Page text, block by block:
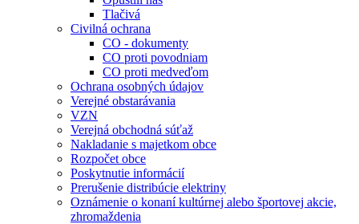
Tlačivá
Civilná ochrana
CO - dokumenty
CO proti povodniam
CO proti medveďom
Ochrana osobných údajov
Verejné obstarávania
VZN
Verejná obchodná súťaž
Nakladanie s majetkom obce
Rozpočet obce
Poskytnutie informácií
Prerušenie distribúcie elektriny
Oznámenie o konaní kultúrnej alebo športovej akcie,
zhromaždenia